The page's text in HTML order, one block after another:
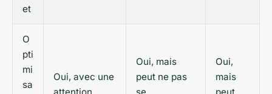
et
O
pti
mi
sa
Oui, avec une
Oui, mais
peut ne pas
Oui,
mais